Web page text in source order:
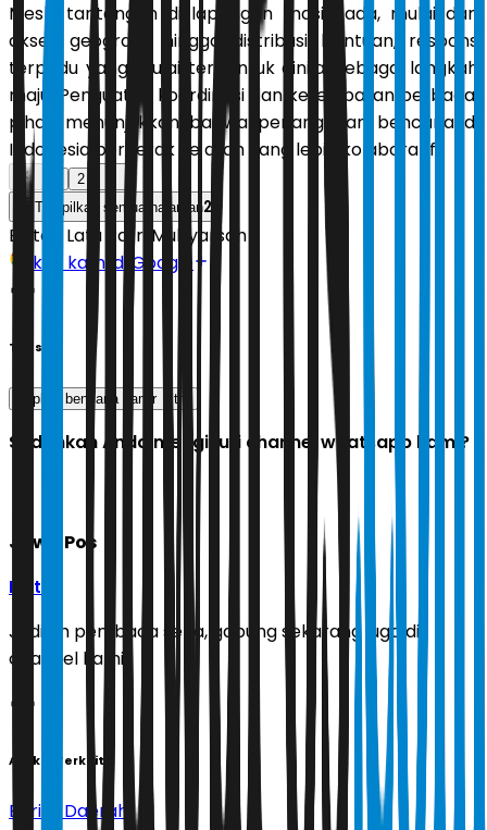
Meski tantangan di lapangan masih ada, mulai dari
akses geografis hingga distribusi bantuan, respons
terpadu yang mulai terbentuk dinilai sebagai langkah
maju. Penguatan koordinasi dan keterlibatan berbagai
pihak menunjukkan bahwa penanganan bencana di
Indonesia bergerak ke arah yang lebih kolaboratif.
2
Tampilkan semua halaman2
Editor: Latu Ratri Mubyarsah
Ikuti kami di Google
Tags
bnpb bencana banjir tni
Sudahkah Anda mengikuti channel whatsapp kami?
Jawa Pos
Ikuti
Jadilah pembaca setia, gabung sekarang juga di
channel kami!
Artikel Terkait
Berita Daerah